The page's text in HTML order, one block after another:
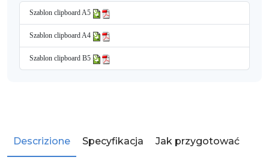
Szablon clipboard A5
Szablon clipboard A4
Szablon clipboard B5
Descrizione Specyfikacja Jak przygotować